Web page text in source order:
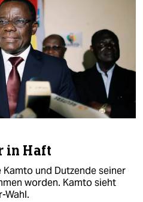
in Haft
und Dutzende seiner
worden. Kamto sieht
Wahl.